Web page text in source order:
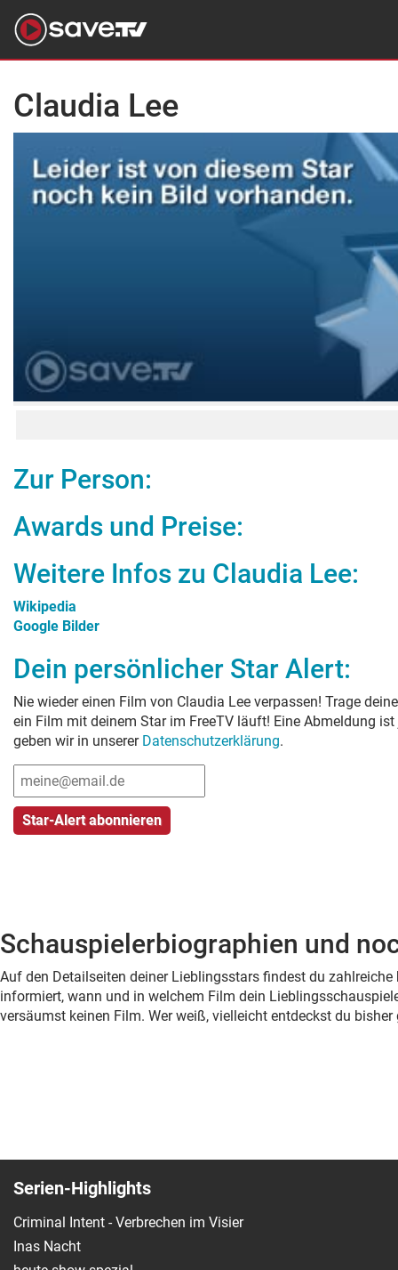
Claudia Lee
Zur Person:
Awards und Preise:
Weitere Infos zu Claudia Lee:
Wikipedia
Google Bilder
Dein persönlicher Star Alert:
Nie wieder einen Film von Claudia Lee verpassen! Trage
ein Film mit deinem Star im FreeTV läuft! Eine Abmeldung
geben wir in unserer Datenschutzerklärung.
Schauspielerbiographien und
Auf den Detailseiten deiner Lieblingsstars findest du
informiert, wann und in welchem Film dein
versäumst keinen Film. Wer weiß, vielleicht entdeckst du
Serien-Highlights
Criminal Intent - Verbrechen im Visier
Inas Nacht